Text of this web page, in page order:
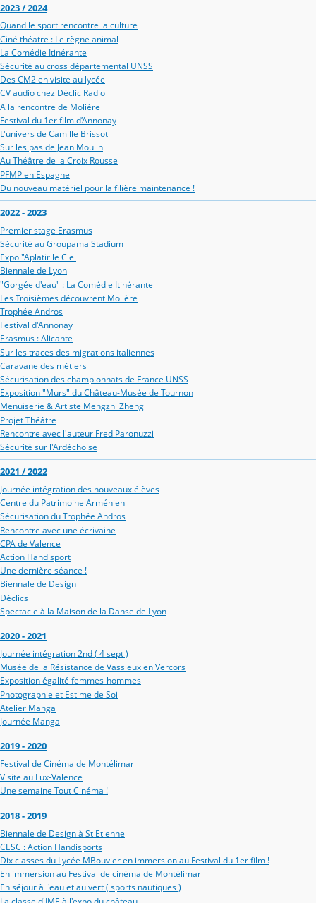
2023 / 2024
Quand le sport rencontre la culture
Ciné théatre : Le règne animal
La Comédie Itinérante
Sécurité au cross départemental UNSS
Des CM2 en visite au lycée
CV audio chez Déclic Radio
A la rencontre de Molière
Festival du 1er film d’Annonay
L'univers de Camille Brissot
Sur les pas de Jean Moulin
Au Théâtre de la Croix Rousse
PFMP en Espagne
Du nouveau matériel pour la filière maintenance !
2022 - 2023
Premier stage Erasmus
Sécurité au Groupama Stadium
Expo "Aplatir le Ciel
Biennale de Lyon
"Gorgée d'eau" : La Comédie Itinérante
Les Troisièmes découvrent Molière
Trophée Andros
Festival d'Annonay
Erasmus : Alicante
Sur les traces des migrations italiennes
Caravane des métiers
Sécurisation des championnats de France UNSS
Exposition "Murs" du Château-Musée de Tournon
Menuiserie & Artiste Mengzhi Zheng
Projet Théâtre
Rencontre avec l'auteur Fred Paronuzzi
Sécurité sur l'Ardéchoise
2021 / 2022
Journée intégration des nouveaux élèves
Centre du Patrimoine Arménien
Sécurisation du Trophée Andros
Rencontre avec une écrivaine
CPA de Valence
Action Handisport
Une dernière séance !
Biennale de Design
Déclics
Spectacle à la Maison de la Danse de Lyon
2020 - 2021
Journée intégration 2nd ( 4 sept )
Musée de la Résistance de Vassieux en Vercors
Exposition égalité femmes-hommes
Photographie et Estime de Soi
Atelier Manga
Journée Manga
2019 - 2020
Festival de Cinéma de Montélimar
Visite au Lux-Valence
Une semaine Tout Cinéma !
2018 - 2019
Biennale de Design à St Etienne
CESC : Action Handisports
Dix classes du Lycée MBouvier en immersion au Festival du 1er film !
En immersion au Festival de cinéma de Montélimar
En séjour à l'eau et au vert ( sports nautiques )